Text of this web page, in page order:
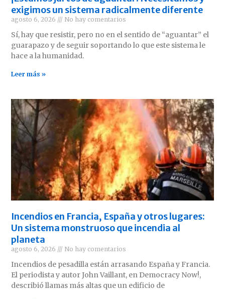
exigimos un sistema radicalmente diferente
agosto 6, 2026 No hay comentarios
Sí, hay que resistir, pero no en el sentido de “aguantar” el
guarapazo y de seguir soportando lo que este sistema le
hace a la humanidad.
Leer más »
Incendios en Francia, España y otros lugares:
Un sistema monstruoso que incendia al
planeta
agosto 6, 2026 No hay comentarios
Incendios de pesadilla están arrasando España y Francia.
El periodista y autor John Vaillant, en Democracy Now!,
describió llamas más altas que un edificio de